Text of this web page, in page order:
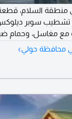
مع مغاسل، وحمام
محافظة حولي›